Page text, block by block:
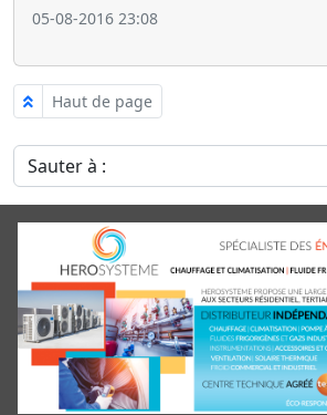
05-08-2016 23:08
Haut de page
Sauter à :